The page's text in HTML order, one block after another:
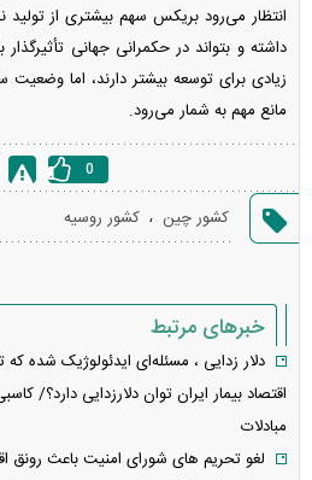
انتظار می‌رود بریکس سهم بیشتری از تولید
داشته و بتواند در حکمرانی جهانی
زیادی برای توسعه بیشتر دارند، اما
مانع مهم به شمار می‌رود.
خطا
0
کشور چین ، کشور روسیه
خبرهای مرتبط
دلار زدایی ، مسئله‌ای ایدئولوژیک شده
اقتصاد بیمار ایران توان دلارزدایی دارد؟/
مبادلات
لغو تحریم های شورای امنیت باعث رونق